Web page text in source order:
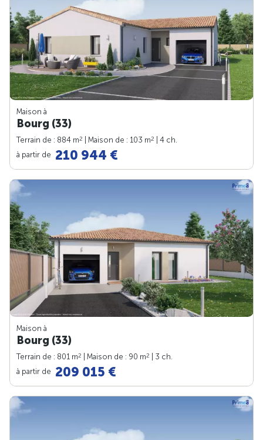
Maison à
Bourg (33)
Terrain de : 884 m2 | Maison de : 103 m2
| 4 ch.
à partir de 210 944 €
Maison à
Bourg (33)
Terrain de : 801 m2 | Maison de : 90 m2
| 3 ch.
à partir de 209 015 €